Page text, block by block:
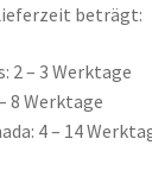
beträgt:
2 – 3 Werktage
8 Werktage
4 – 14